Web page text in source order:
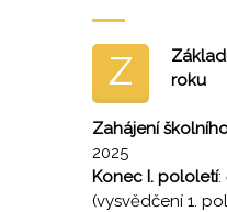
Z
roku
Zahájení
2025
Konec I. pololetí:
(vysvědčení 1.